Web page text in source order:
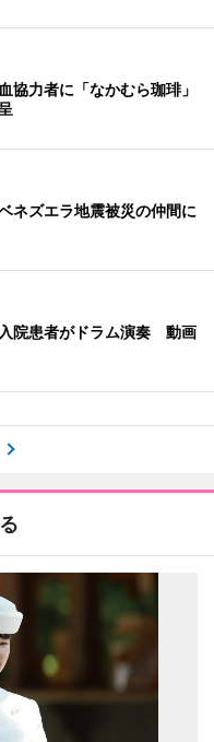
協力者に「なかむら珈琲」
ネズエラ地震被災の仲間に
院患者がドラム演奏 動画